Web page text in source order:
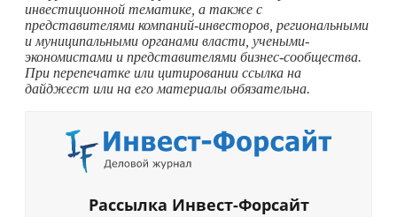
инвестиционной тематике, а также с
представителями компаний-инвесторов, региональными
и муниципальными органами власти, учеными-
экономистами и представителями бизнес-сообщества.
При перепечатке или цитировании ссылка на
дайджест или на его материалы обязательна.
Рассылка Инвест-Форсайт